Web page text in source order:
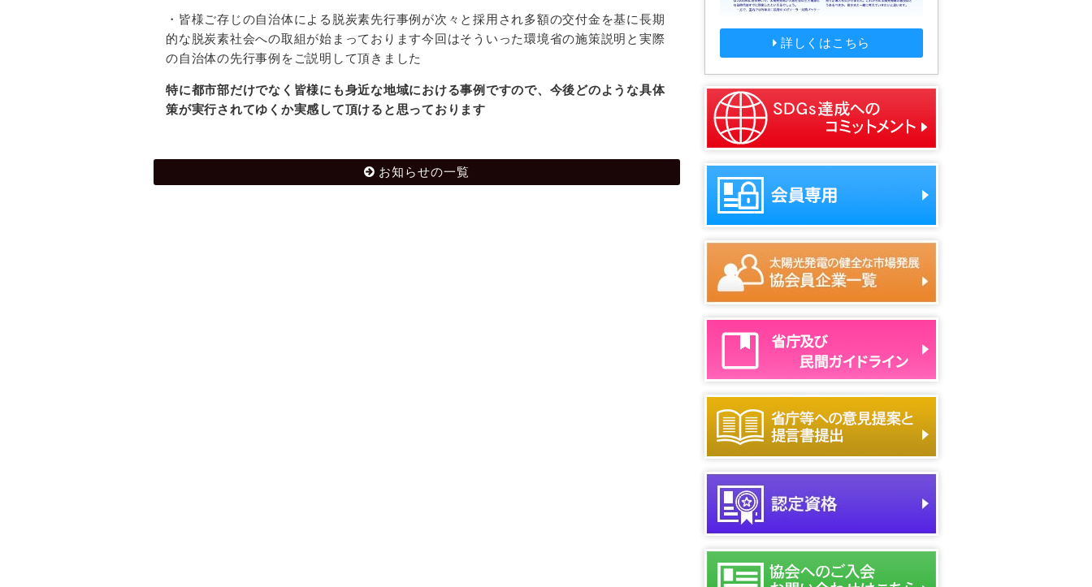
・皆様ご存じの自治体による脱炭素先行事例が次々と採用され多額の交付金を基に長期
的な脱炭素社会への取組が始まっております今回はそういった環境省の施策説明と実際
の自治体の先行事例をご説明して頂きました
特に都市部だけでなく皆様にも身近な地域における事例ですので、今後どのような具体
策が実行されてゆくか実感して頂けると思っております
お知らせの一覧
詳しくはこちら